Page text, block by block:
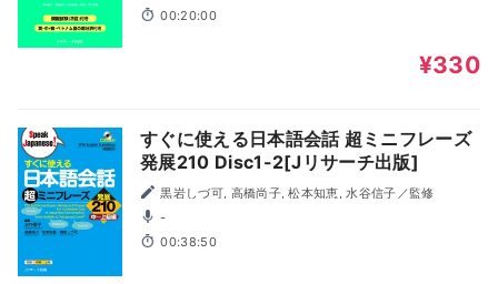
00:20:00
¥330
すぐに使える日本語会話 超ミニフレーズ
発展210 Disc1-2[Jリサーチ出版]
黒岩しづ可, 高橋尚子, 松本知恵, 水谷信子／監修
-
00:38:50